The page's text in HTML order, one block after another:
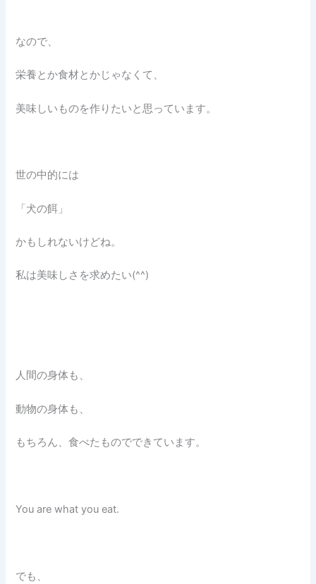
なので、
栄養とか食材とかじゃなくて、
美味しいものを作りたいと思っています。
世の中的には
「犬の餌」
かもしれないけどね。
私は美味しさを求めたい(^^)
人間の身体も、
動物の身体も、
もちろん、食べたものでできています。
You are what you eat.
でも、